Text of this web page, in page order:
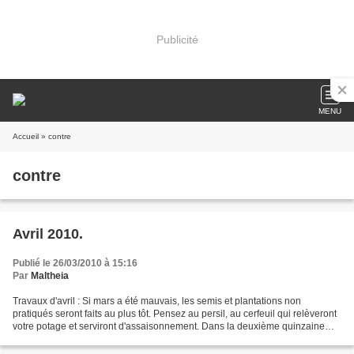
Publicité
MENU
Accueil » contre
contre
Avril 2010.
Publié le 26/03/2010 à 15:16
Par Maltheia
Travaux d'avril : Si mars a été mauvais, les semis et plantations non
pratiqués seront faits au plus tôt. Pensez au persil, au cerfeuil qui relèveront
votre potage et serviront d'assaisonnement. Dans la deuxième quinzaine